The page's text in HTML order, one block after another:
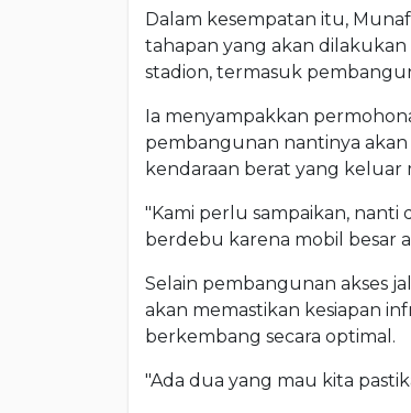
Dalam kesempatan itu,
tahapan yang akan
stadion, termasuk
Ia menyampakkan
pembangunan nantinya
kendaraan berat yang keluar
"Kami perlu sampaikan,
berdebu karena mobil besar
Selain pembangunan akses
akan memastikan kesiapan
berkembang secara optimal.
"Ada dua yang mau kita